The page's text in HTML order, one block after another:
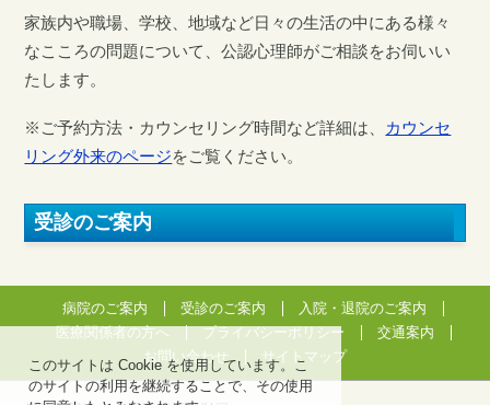
このサイトは Cookie を使用しています。こ
のサイトの利用を継続することで、その使用
家族内や職場、学校、地域など日々の生活の中にある様々
なこころの問題について、公認心理師がご相談をお伺いい
たします。
※ご予約方法・カウンセリング時間など詳細は、 カウンセ
リング外来のページをご覧ください。
受診のご案内
病院のご案内 受診のご案内
入院・退院のご案内
医療関係者の方へ
プライバシーポリシー
交通案内
お問い合わせ
サイトマップ